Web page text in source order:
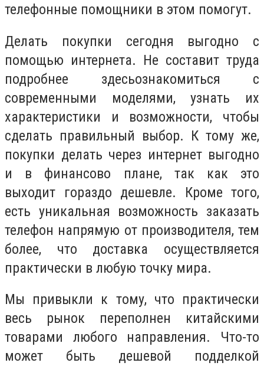
телефонные помощники в этом помогут.
Делать покупки сегодня выгодно с
помощью интернета. Не составит труда
подробнее здесьознакомиться с
современными моделями, узнать их
характеристики и возможности, чтобы
сделать правильный выбор. К тому же,
покупки делать через интернет выгодно
и в финансово плане, так как это
выходит гораздо дешевле. Кроме того,
есть уникальная возможность заказать
телефон напрямую от производителя, тем
более, что доставка осуществляется
практически в любую точку мира.
Мы привыкли к тому, что практически
весь рынок переполнен китайскими
товарами любого направления. Что-то
может быть дешевой подделкой